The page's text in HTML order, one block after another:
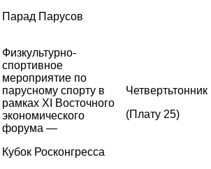
Парад Парусов
Физкультурно-
спортивное
мероприятие по
парусному спорту в
рамках XI Восточного
экономического
форума —
Кубок Росконгресса
Четвертьтонник
(Плату 25)